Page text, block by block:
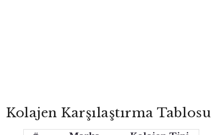
Kolajen Karşılaştırma Tablosu